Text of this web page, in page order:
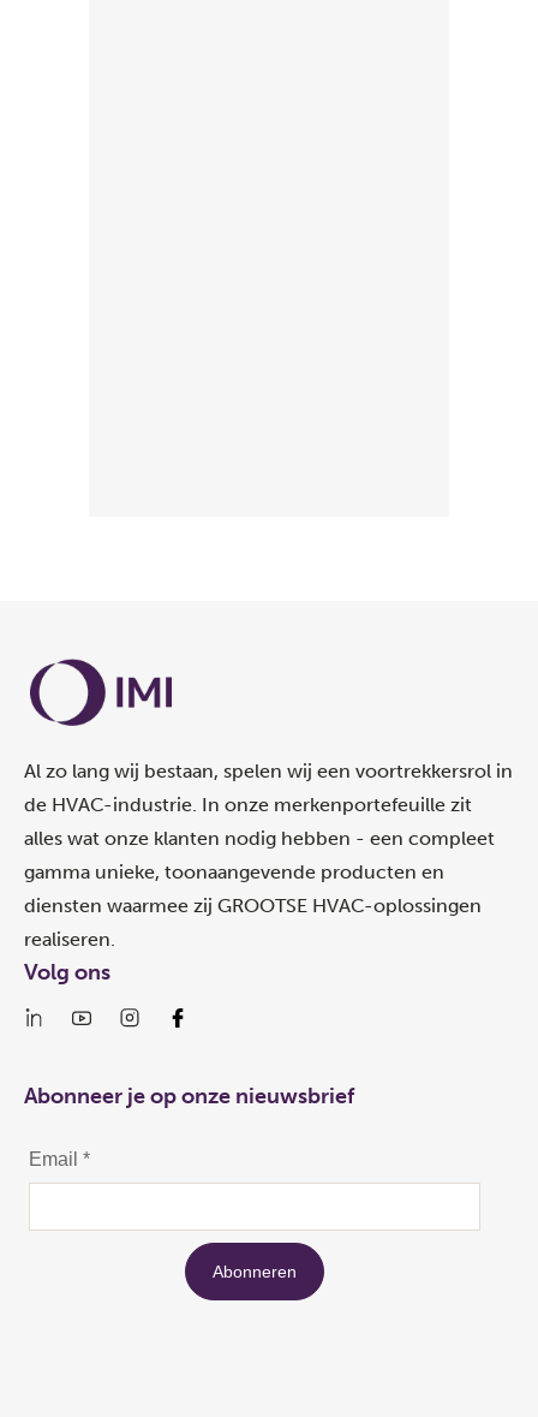
Al zo lang wij bestaan, spelen wij een voortrekkersrol in
de HVAC-industrie. In onze merkenportefeuille zit
alles wat onze klanten nodig hebben - een compleet
gamma unieke, toonaangevende producten en
diensten waarmee zij GROOTSE HVAC-oplossingen
realiseren.
Volg ons
Abonneer je op onze nieuwsbrief